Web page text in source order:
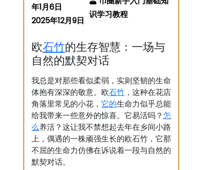
年1月6日
2025年12月9日
欧石竹的生存智慧：一场与
自然的默契对话
我总是对那些看似柔弱，实则坚韧的生命
体抱有深深的敬意。欧石竹 ，这种在花店
角落里常见的小花， 它的生命力似乎总能
给我带来一些意外的惊喜。它易活吗？ 怎
么养活？这让我不禁想起去年在乡间小路
上，偶遇的一株顽强生长的欧石竹，它那
不屈的生命力仿佛在诉说着一段与自然的
默契对话。